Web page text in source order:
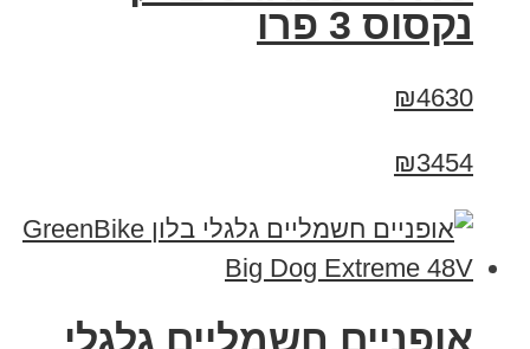
נקסוס 3 פרו
₪4630
₪3454
אופניים חשמליים גלגלי